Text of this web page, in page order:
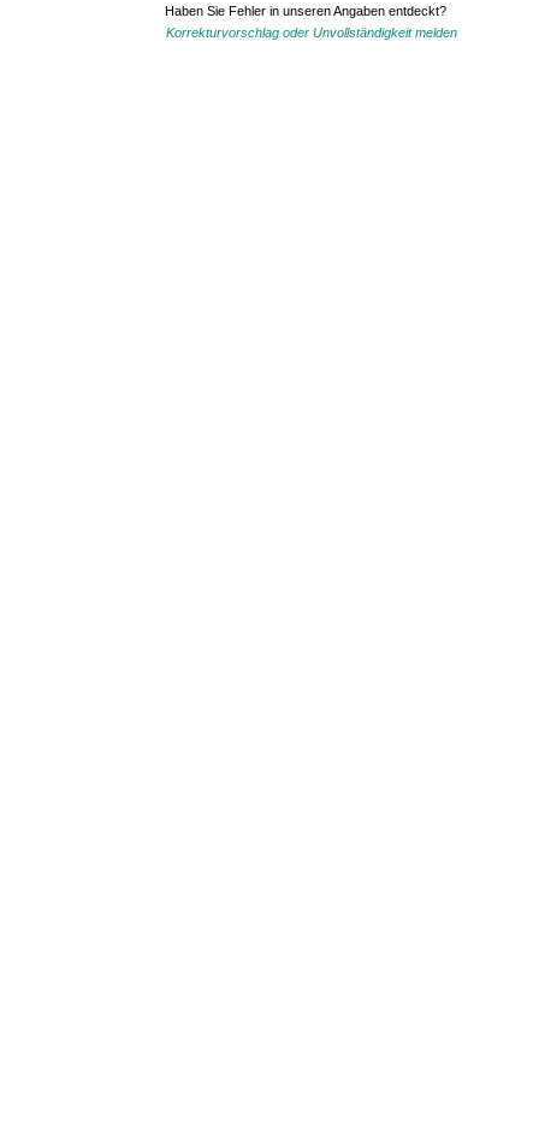
Haben Sie Fehler in unseren Angaben entdeckt?
Korrekturvorschlag oder Unvollständigkeit melden